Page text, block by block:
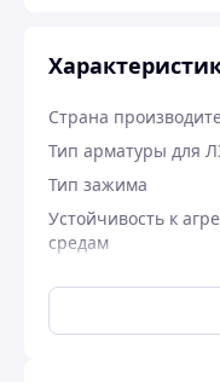
Страна
Тип арматуры для
Тип зажима
Устойчивость к
средам
Зажим